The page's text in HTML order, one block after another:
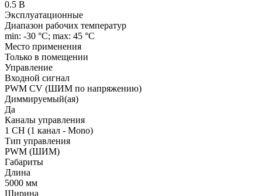
0.5 В
Эксплуатационные
Диапазон рабочих температур
min: -30 °C; max: 45 °C
Место применения
Только в помещении
Управление
Входной сигнал
PWM СV (ШИМ по напряжению)
Диммируемый(ая)
Да
Каналы управления
1 CH (1 канал - Mono)
Тип управления
PWM (ШИМ)
Габариты
Длина
5000 мм
Ширина